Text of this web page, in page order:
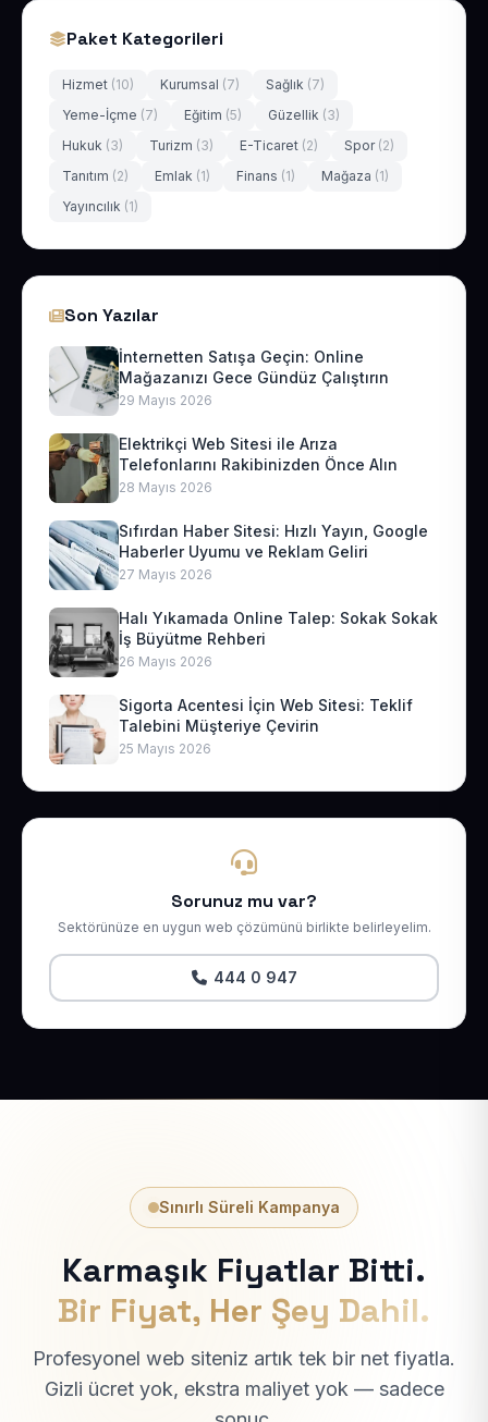
Paket Kategorileri
Hizmet (10) Kurumsal (7) Sağlık (7)
Yeme-İçme (7) Eğitim (5) Güzellik (3)
Hukuk (3) Turizm (3) E-Ticaret (2) Spor (2)
Tanıtım (2) Emlak (1) Finans (1) Mağaza (1)
Yayıncılık (1)
Son Yazılar
İnternetten Satışa Geçin: Online
Mağazanızı Gece Gündüz Çalıştırın
29 Mayıs 2026
Elektrikçi Web Sitesi ile Arıza
Telefonlarını Rakibinizden Önce Alın
28 Mayıs 2026
Sıfırdan Haber Sitesi: Hızlı Yayın, Google
Haberler Uyumu ve Reklam Geliri
27 Mayıs 2026
Halı Yıkamada Online Talep: Sokak Sokak
İş Büyütme Rehberi
26 Mayıs 2026
Sigorta Acentesi İçin Web Sitesi: Teklif
Talebini Müşteriye Çevirin
25 Mayıs 2026
Sorunuz mu var?
Sektörünüze en uygun web çözümünü birlikte belirleyelim.
444 0 947
Sınırlı Süreli Kampanya
Karmaşık Fiyatlar Bitti.
Bir Fiyat, Her Şey Dahil.
Profesyonel web siteniz artık tek bir net fiyatla.
Gizli ücret yok, ekstra maliyet yok — sadece